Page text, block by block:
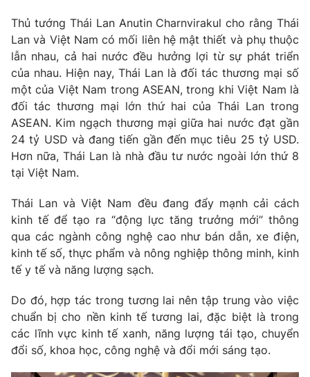
THỜI BÁO VTV
Theo dõi báo trên
Cơ quan chủ quản:Đài Truyền hình Việt Nam
Cơ quan báo chí:
Giấy phép hoạt động báo in và báo điện tử số 483/GP-BTTTT
cấp ngày 29/12/2023
Tổng Biên tập:
Vũ Thanh Thủy
Phó Tổng Biên tập:Nguyễn Thị Mỹ Hạnh, Phạm Quốc Thắng,
Nguyễn Trọng Ninh
Ðiện thoại Thời báo VTV: 024.66 897 897
Email:toasoan@vtv.vn
Liên hệ quảng cáo:024-7300.7108
Thủ tướng Thái Lan Anutin Charnvirakul cho rằng Thái
Lan và Việt Nam có mối liên hệ mật thiết và phụ thuộc
lẫn nhau, cả hai nước đều hưởng lợi từ sự phát triển
của nhau. Hiện nay, Thái Lan là đối tác thương mại số
một của Việt Nam trong ASEAN, trong khi Việt Nam là
đối tác thương mại lớn thứ hai của Thái Lan trong
ASEAN. Kim ngạch thương mại giữa hai nước đạt gần
24 tỷ USD và đang tiến gần đến mục tiêu 25 tỷ USD.
Hơn nữa, Thái Lan là nhà đầu tư nước ngoài lớn thứ 8
tại Việt Nam.
Thái Lan và Việt Nam đều đang đẩy mạnh cải cách
kinh tế để tạo ra “động lực tăng trưởng mới” thông
qua các ngành công nghệ cao như bán dẫn, xe điện,
kinh tế số, thực phẩm và nông nghiệp thông minh, kinh
tế y tế và năng lượng sạch.
Do đó, hợp tác trong tương lai nên tập trung vào việc
chuẩn bị cho nền kinh tế tương lai, đặc biệt là trong
các lĩnh vực kinh tế xanh, năng lượng tái tạo, chuyển
đổi số, khoa học, công nghệ và đổi mới sáng tạo.